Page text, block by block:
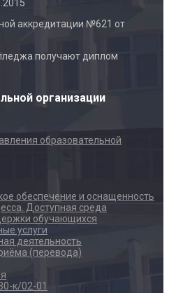
аккредитации №621 от
получают диплом
организации
образовательной
обеспечение и оснащенность
Доступная среда
обучающихся
услуги
деятельность
(перевода)
к/02-01